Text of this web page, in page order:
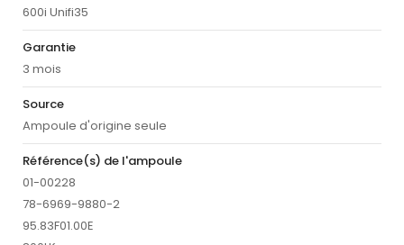
600i Unifi35
Garantie
3 mois
Source
Ampoule d'origine seule
Référence(s) de l'ampoule
01-00228
78-6969-9880-2
95.83F01.00E